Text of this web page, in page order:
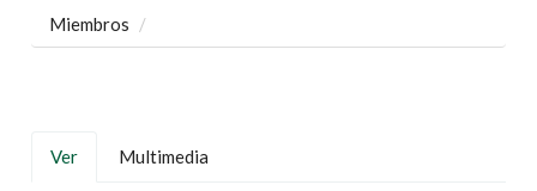
Miembros
Solapas
Ver (solapaMultimedia